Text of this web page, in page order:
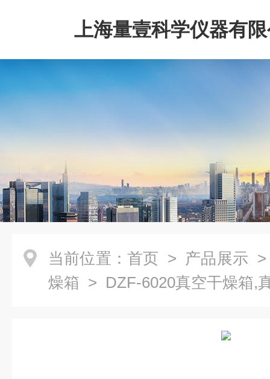
上海量壹科学仪器有
当前位置： 首页 > 产品展示
燥箱 > DZF-6020真空干燥箱,